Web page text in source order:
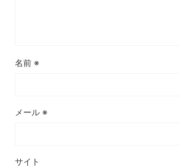
名前 ※
メール ※
サイト